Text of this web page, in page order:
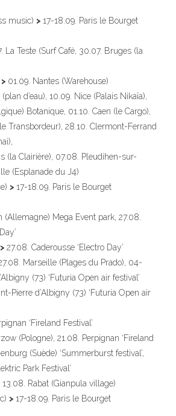
music) > 17-18.09. Paris le Bourget
La Teste (Surf Café, 30.07. Bruges (la
01.09. Nantes (Warehouse)
d’eau), 10.09. Nice (Palais Nikaïa),
Botanique, 01.10. Caen (le Cargo),
Transbordeur), 28.10. Clermont-Ferrand
(la Clairière), 07.08. Pleudihen-sur-
(Esplanade du J4)
> 17-18.09. Paris le Bourget
(Allemagne) Mega Event park, 27.08.
27.08. Caderousse ‘Electro Day’
Marseille (Plages du Prado), 04-
(73) ‘Futuria Open air festival’
Pierre d’Albigny (73) ‘Futuria Open air
‘Fireland Festival’
(Pologne), 21.08. Perpignan ‘Fireland
(Suède) ‘Summerburst festival’,
Park Festival’
13.08. Rabat (Gianpula village)
> 17-18.09. Paris le Bourget